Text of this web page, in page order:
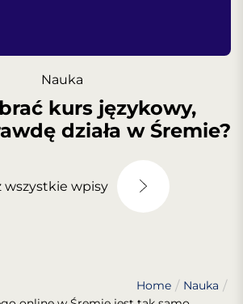
Nauka
kurs językowy,
działa w Śremie?
wszystkie wpisy
Home
Nauka